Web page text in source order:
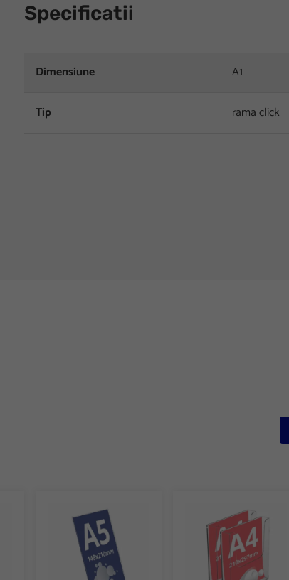
Specificatii
Dimensiune A1
Tip rama click